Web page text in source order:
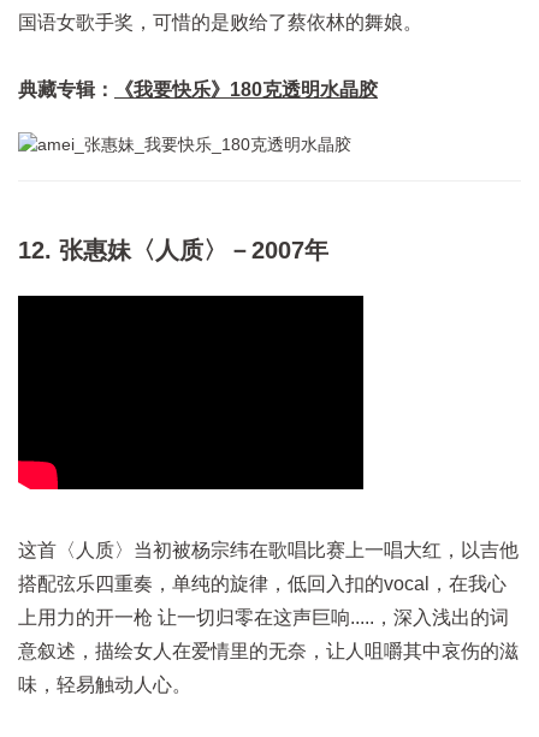
国语女歌手奖，可惜的是败给了蔡依林的舞娘。
典藏专辑： 《我要快乐》180克透明水晶胶
12. 张惠妹〈人质〉－2007年
这首〈人质〉当初被杨宗纬在歌唱比赛上一唱大红，以吉他
搭配弦乐四重奏，单纯的旋律，低回入扣的vocal，在我心
上用力的开一枪 让一切归零在这声巨响.....，深入浅出的词
意叙述，描绘女人在爱情里的无奈，让人咀嚼其中哀伤的滋
味，轻易触动人心。